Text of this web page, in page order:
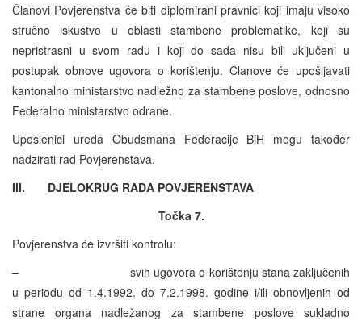
Članovi Povjerenstva će biti diplomirani pravnici koji imaju visoko
stručno iskustvo u oblasti stambene problematike, koji su
nepristrasni u svom radu i koji do sada nisu bili uključeni u
postupak obnove ugovora o korištenju. Članove će upošljavati
kantonalno ministarstvo nadležno za stambene poslove, odnosno
Federalno ministarstvo odrane.
Uposlenici ureda Obudsmana Federacije BiH mogu također
nadzirati rad Povjerenstava.
III. DJELOKRUG RADA POVJERENSTAVA
Točka 7.
Povjerenstva će izvršiti kontrolu:
– svih ugovora o korištenju stana zaključenih
u periodu od 1.4.1992. do 7.2.1998. godine i/ili obnovljenih od
strane organa nadležanog za stambene poslove sukladno